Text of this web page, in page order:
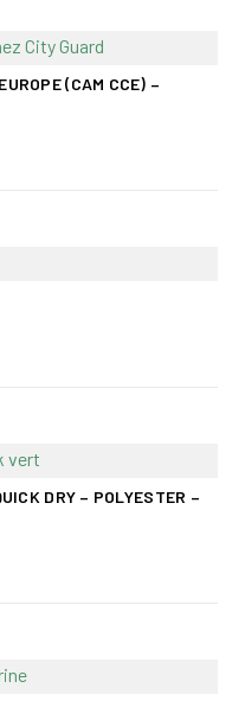
(CAM CCE) –
DRY – POLYESTER –